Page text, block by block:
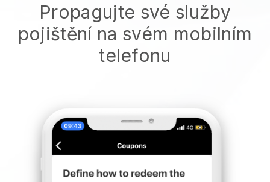
Propagujte své služby
pojištění na svém mobilním
telefonu